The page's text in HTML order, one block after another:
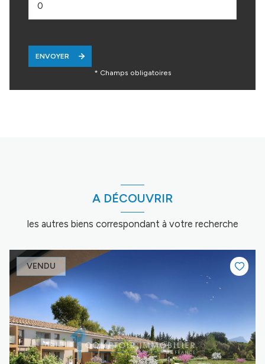
ENVOYER
* Champs obligatoires
A DÉCOUVRIR
les autres biens correspondant à votre recherche
VENDU